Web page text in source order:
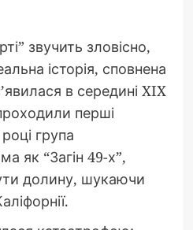
звучить зловісно,
історія, сповнена
в середині XIX
перші
група
як “Загін 49-х”,
долину, шукаючи